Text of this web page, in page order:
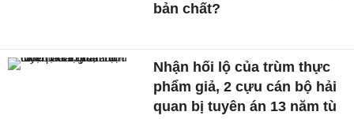
bản chất?
Nhận hối lộ của trùm thực
phẩm giả, 2 cựu cán bộ hải
quan bị tuyên án 13 năm tù